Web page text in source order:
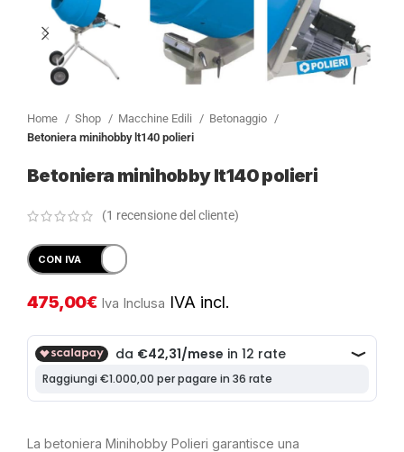
Home Shop Macchine Edili
Betonaggio
Betoniera minihobby lt140 polieri
Betoniera minihobby lt140 polieri
(1 recensione del cliente)
475,00€ Iva Inclusa IVA incl.
La betoniera Minihobby Polieri garantisce una